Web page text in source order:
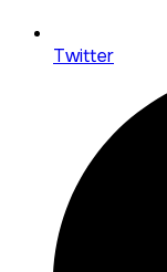
Twitter